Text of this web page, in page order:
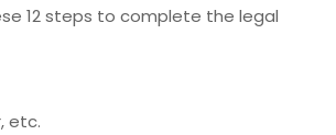
12 steps to complete the legal
etc.